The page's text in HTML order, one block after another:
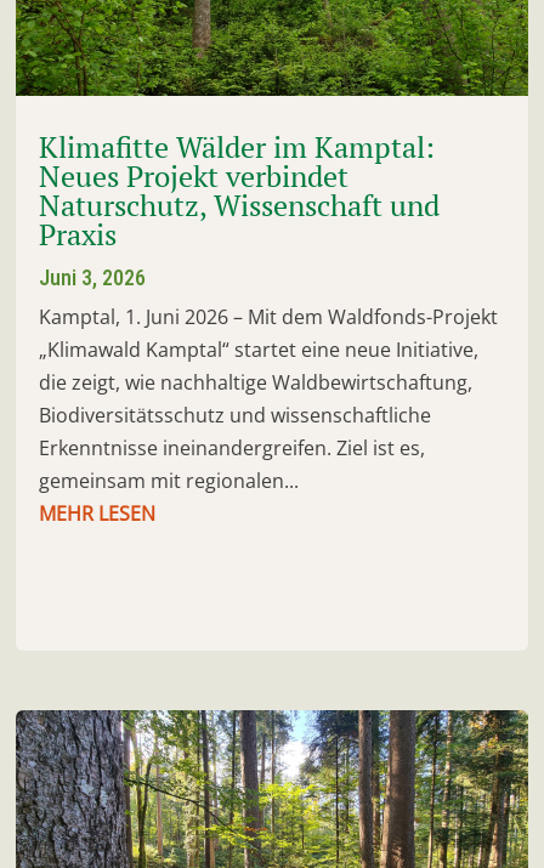
Klimafitte Wälder im Kamptal:
Neues Projekt verbindet
Naturschutz, Wissenschaft und
Praxis
Juni 3, 2026
Kamptal, 1. Juni 2026 – Mit dem Waldfonds-Projekt
„Klimawald Kamptal“ startet eine neue Initiative,
die zeigt, wie nachhaltige Waldbewirtschaftung,
Biodiversitätsschutz und wissenschaftliche
Erkenntnisse ineinandergreifen. Ziel ist es,
gemeinsam mit regionalen...
MEHR LESEN